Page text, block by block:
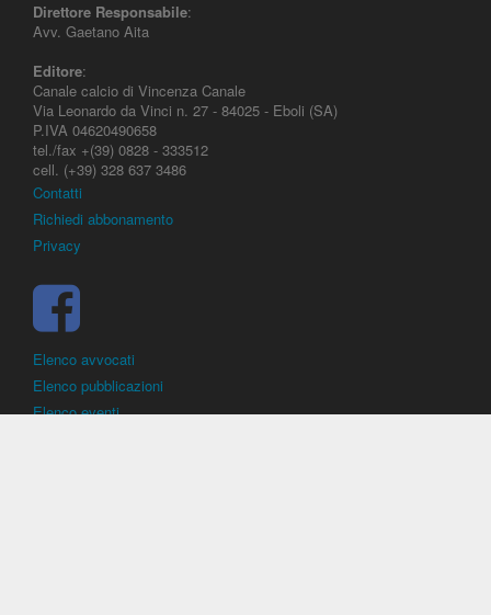
Direttore Responsabile:
Avv. Gaetano Aita
Editore:
Canale calcio di Vincenza Canale
Via Leonardo da Vinci n. 27 - 84025 - Eboli (SA)
P.IVA 04620490658
tel./fax +(39) 0828 - 333512
cell. (+39) 328 637 3486
Contatti
Richiedi abbonamento
Privacy
Elenco avvocati
Elenco pubblicazioni
Elenco eventi